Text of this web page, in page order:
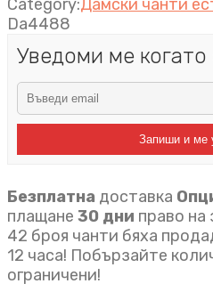
Category:Дамски чанти
Da4488
Уведоми ме когато
Запиши и ме
Безплатна доставка
плащане 30 дни право
42 броя чанти бяха
12 часа! Побързайте
ограничени!